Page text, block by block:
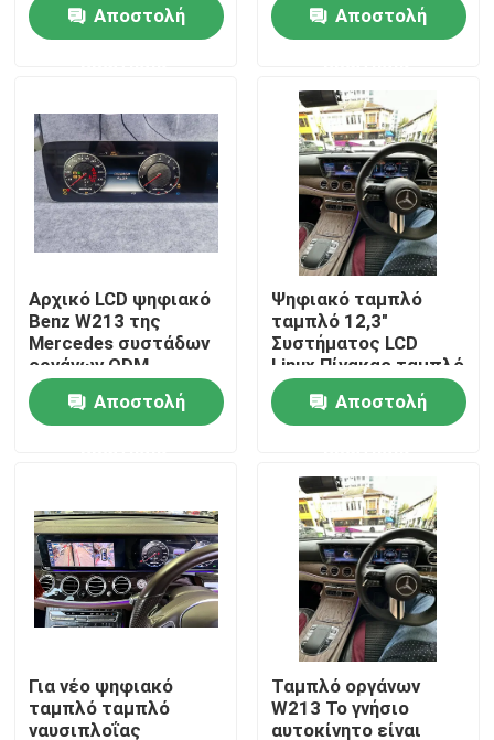
Προϊόντα
Σχετικά με εμάς
Γύρος εργοστασίων
Ποιοτικός έλεγχος
Νέα
Όλες οι περιπτώσεις
Tailgate μέρος αυτοκινήτων
Αποστολή
Ε της Mercedes την
κατηγορία
Αποστολή
Αρχικό LCD ψηφιακό
Benz W213 της
Mercedes συστάδων
οργάνων ODM
Αποστολή
Ψηφιακό ταμπλό
ταμπλό 12,3"
Συστήματος LCD
Linux Πίνακας ταμπλό
για Mercedes Benz E
GLE Class W213 2015
2018
Αποστολή
Για νέο ψηφιακό
ταμπλό ταμπλό
ναυσιπλοΐας
Ταμπλό οργάνων
W213 Το γνήσιο
αυτοκίνητο είναι